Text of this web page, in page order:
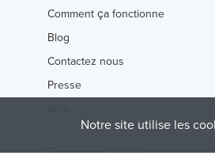
Comment ça fonctionne
Blog
Contactez nous
Presse
Treatstock © 2026
Notre site utilise les